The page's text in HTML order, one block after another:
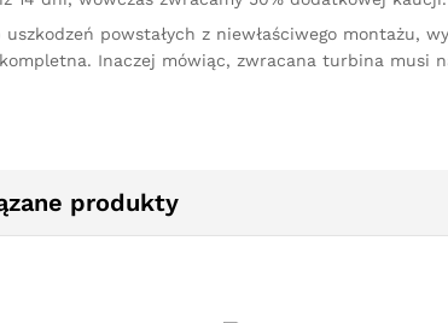
powstałych z niewłaściwego montażu,
Inaczej mówiąc, zwracana turbina musi
produkty